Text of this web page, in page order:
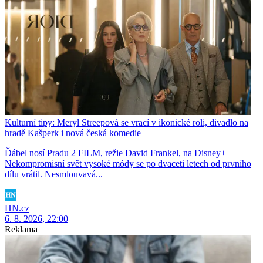
Kulturní tipy: Meryl Streepová se vrací v ikonické roli, divadlo na
hradě Kašperk i nová česká komedie
Ďábel nosí Pradu 2 FILM, režie David Frankel, na Disney+
Nekompromisní svět vysoké módy se po dvaceti letech od prvního
dílu vrátil. Nesmlouvavá...
HN.cz
6. 8. 2026, 22:00
Reklama